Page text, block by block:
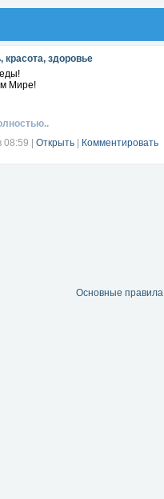
красота, здоровье
Мире!
08:59
Открыть Комментировать
Основные правила